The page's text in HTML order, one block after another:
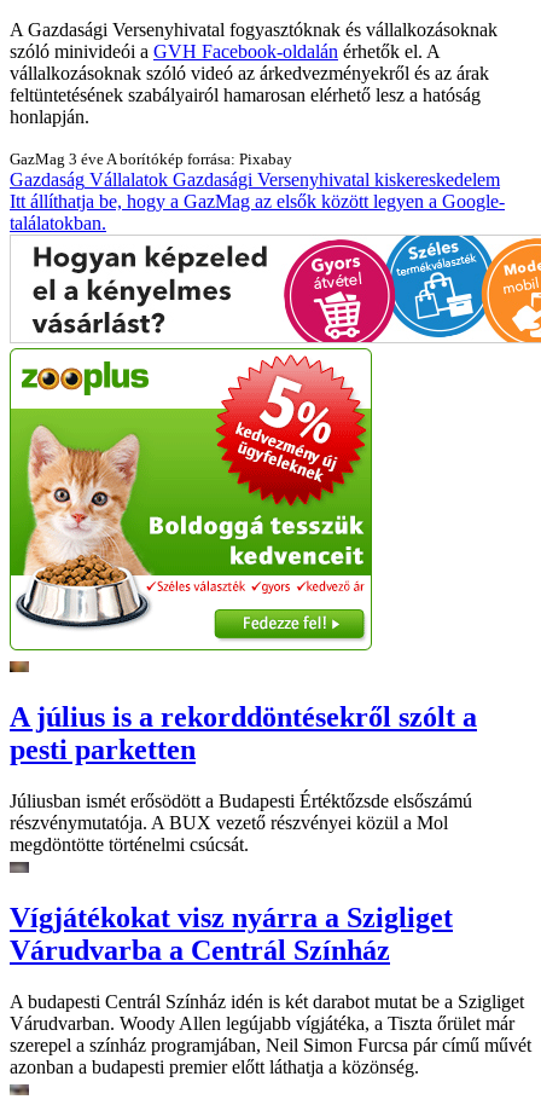
A Gazdasági Versenyhivatal fogyasztóknak és vállalkozásoknak
szóló minivideói a GVH Facebook-oldalán érhetők el. A
vállalkozásoknak szóló videó az árkedvezményekről és az árak
feltüntetésének szabályairól hamarosan elérhető lesz a hatóság
honlapján.
GazMag 3 éve A borítókép forrása: Pixabay
Gazdaság Vállalatok Gazdasági Versenyhivatal kiskereskedelem
Itt állíthatja be, hogy a GazMag az elsők között legyen a Google-
találatokban.
A július is a rekorddöntésekről szólt a
pesti parketten
Júliusban ismét erősödött a Budapesti Értéktőzsde elsőszámú
részvénymutatója. A BUX vezető részvényei közül a Mol
megdöntötte történelmi csúcsát.
Vígjátékokat visz nyárra a Szigliget
Várudvarba a Centrál Színház
A budapesti Centrál Színház idén is két darabot mutat be a Szigliget
Várudvarban. Woody Allen legújabb vígjátéka, a Tiszta őrület már
szerepel a színház programjában, Neil Simon Furcsa pár című művét
azonban a budapesti premier előtt láthatja a közönség.